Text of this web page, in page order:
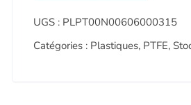
UGS : PLPT00N00606000315
Catégories : Plastiques, PTFE,